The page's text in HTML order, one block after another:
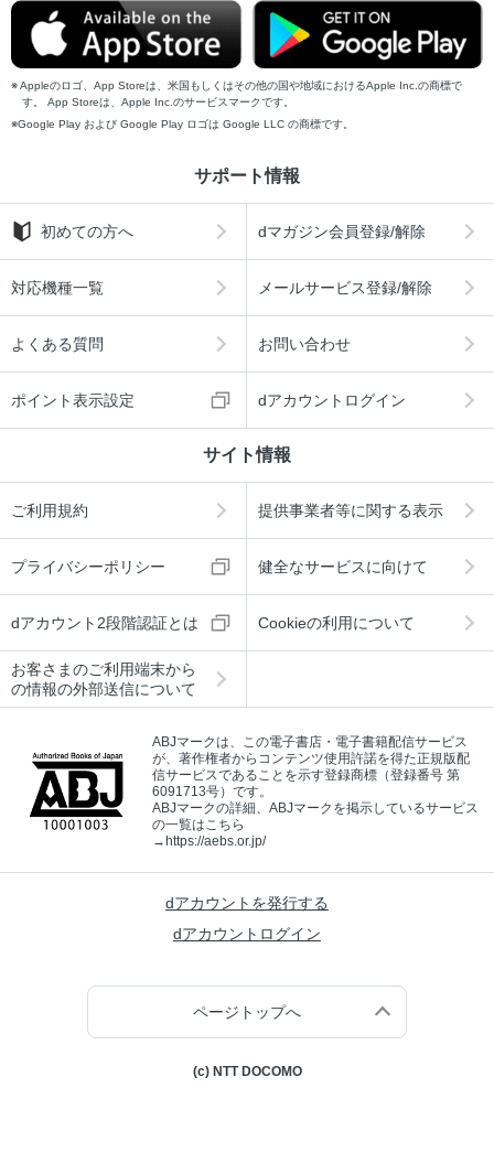
Appleのロゴ、App Storeは、米国もしくはその他の国や地域におけるApple Inc.の商標で
す。 App Storeは、Apple Inc.のサービスマークです。
Google Play および Google Play ロゴは Google LLC の商標です。
サポート情報
初めての方へ dマガジン会員登録/解除
対応機種一覧 メールサービス登録/解除
よくある質問 お問い合わせ
ポイント表示設定 dアカウントログイン
サイト情報
ご利用規約 提供事業者等に関する表示
プライバシーポリシー 健全なサービスに向けて
dアカウント2段階認証とは Cookieの利用について
お客さまのご利用端末から
の情報の外部送信について
ABJマークは、この電子書店・電子書籍配信サービス
が、著作権者からコンテンツ使用許諾を得た正規版配
信サービスであることを示す登録商標（登録番号 第
6091713号）です。
ABJマークの詳細、ABJマークを掲示しているサービス
の一覧はこちら
→https://aebs.or.jp/
dアカウントを発行する
dアカウントログイン
ページトップへ
(c) NTT DOCOMO